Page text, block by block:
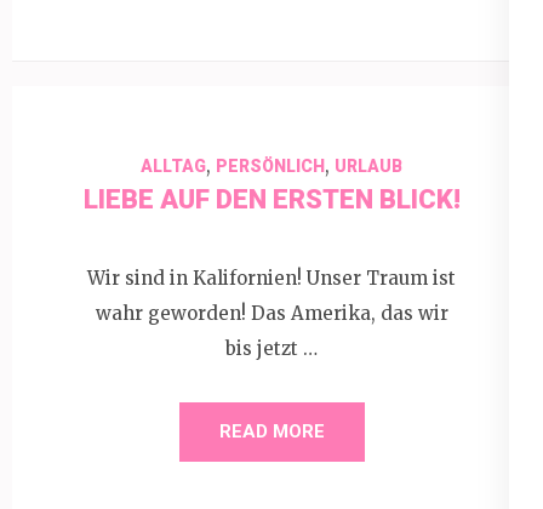
ALLTAG, PERSÖNLICH, URLAUB
LIEBE AUF DEN ERSTEN BLICK!
Wir sind in Kalifornien! Unser Traum ist
wahr geworden! Das Amerika, das wir
bis jetzt …
READ MORE